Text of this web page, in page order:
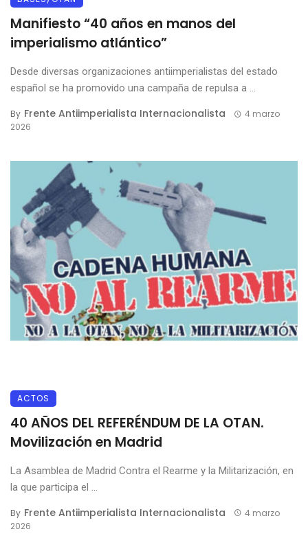
Manifiesto “40 años en manos del
imperialismo atlántico”
Desde diversas organizaciones antiimperialistas del estado
español se ha promovido una campaña de repulsa a ...
By Frente Antiimperialista Internacionalista
4 marzo
2026
ACTOS
40 AÑOS DEL REFERÉNDUM DE LA OTAN.
Movilización en Madrid
La Asamblea de Madrid Contra el Rearme y la Militarización, en
la que participa el ...
By Frente Antiimperialista Internacionalista
4 marzo
2026